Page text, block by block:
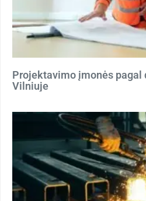
Projektavimo įmonės pagal
Vilniuje